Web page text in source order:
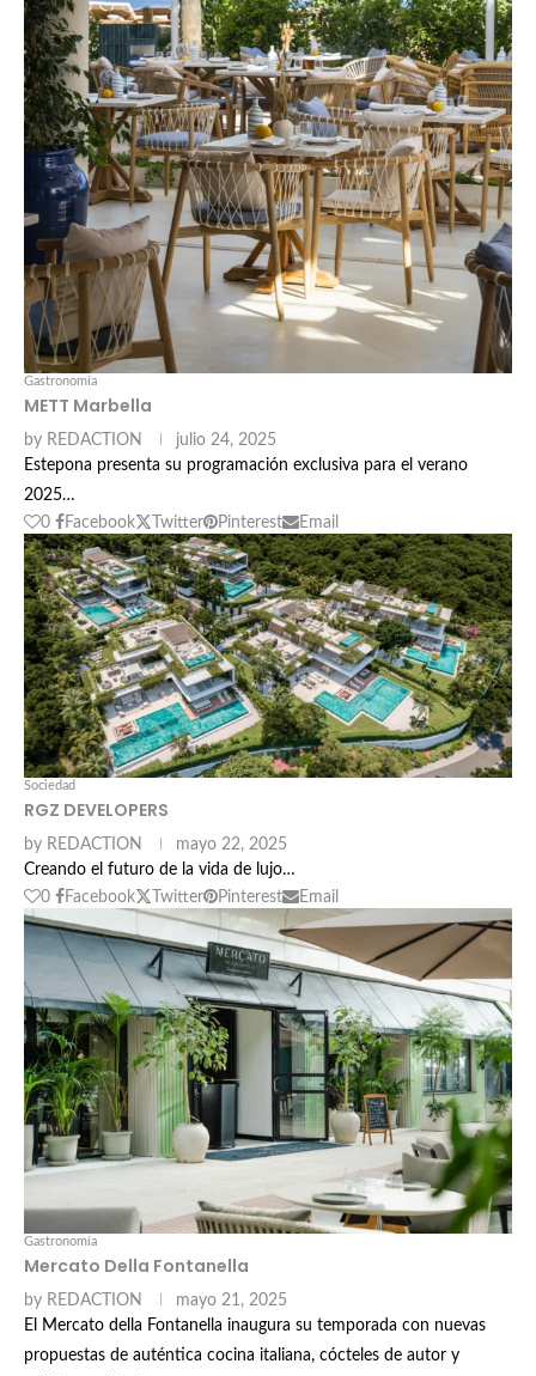
Gastronomía
METT Marbella
by REDACTION
julio 24, 2025
Estepona presenta su programación exclusiva para el verano
2025…
0
Facebook Twitter Pinterest Email
Sociedad
RGZ DEVELOPERS
by REDACTION
mayo 22, 2025
Creando el futuro de la vida de lujo…
0
Facebook Twitter Pinterest Email
Gastronomía
Mercato Della Fontanella
by REDACTION
mayo 21, 2025
El Mercato della Fontanella inaugura su temporada con nuevas
propuestas de auténtica cocina italiana, cócteles de autor y